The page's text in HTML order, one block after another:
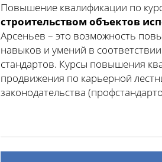
Повышение квалификации по
строительством объектов
Арсеньев – это возможность
навыков и умений в
стандартов. Курсы повышения
продвижения по карьерной
законодательства